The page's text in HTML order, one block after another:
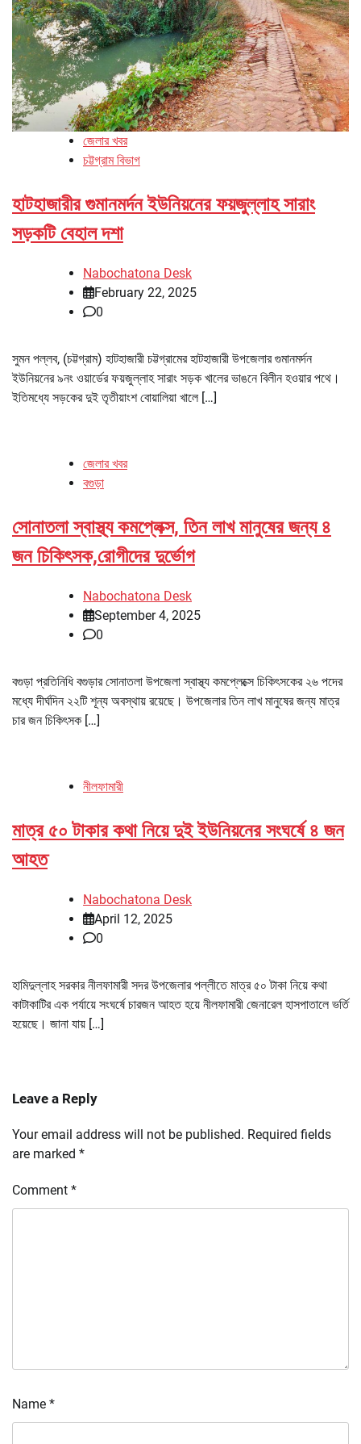
জেলার খবর
চট্টগ্রাম বিভাগ
হাটহাজারীর গুমানমর্দন ইউনিয়নের ফয়জুল্লাহ সারাং
সড়কটি বেহাল দশা
Nabochatona Desk
February 22, 2025
0
সুমন পল্লব, (চট্টগ্রাম) হাটহাজারী চট্টগ্রামের হাটহাজারী উপজেলার গুমানমর্দন
ইউনিয়নের ৯নং ওয়ার্ডের ফয়জুল্লাহ সারাং সড়ক খালের ভাঙনে বিলীন হওয়ার পথে।
ইতিমধ্যে সড়কের দুই তৃতীয়াংশ বোয়ালিয়া খালে […]
জেলার খবর
বগুড়া
সোনাতলা স্বাস্থ্য কমপ্লেক্স, তিন লাখ মানুষের জন্য ৪
জন চিকিৎসক,রোগীদের দুর্ভোগ
Nabochatona Desk
September 4, 2025
0
বগুড়া প্রতিনিধি বগুড়ার সোনাতলা উপজেলা স্বাস্থ্য কমপ্লেক্সে চিকিৎসকের ২৬ পদের
মধ্যে দীর্ঘদিন ২২টি শূন্য অবস্থায় রয়েছে। উপজেলার তিন লাখ মানুষের জন্য মাত্র
চার জন চিকিৎসক […]
নীলফামারী
মাত্র ৫০ টাকার কথা নিয়ে দুই ইউনিয়নের সংঘর্ষে ৪ জন
আহত
Nabochatona Desk
April 12, 2025
0
হামিদুল্লাহ সরকার নীলফামারী সদর উপজেলার পল্লীতে মাত্র ৫০ টাকা নিয়ে কথা
কাটাকাটির এক পর্যায়ে সংঘর্ষে চারজন আহত হয়ে নীলফামারী জেনারেল হাসপাতালে ভর্তি
হয়েছে। জানা যায় […]
Leave a Reply
Your email address will not be published. Required fields
are marked *
Comment *
Name *